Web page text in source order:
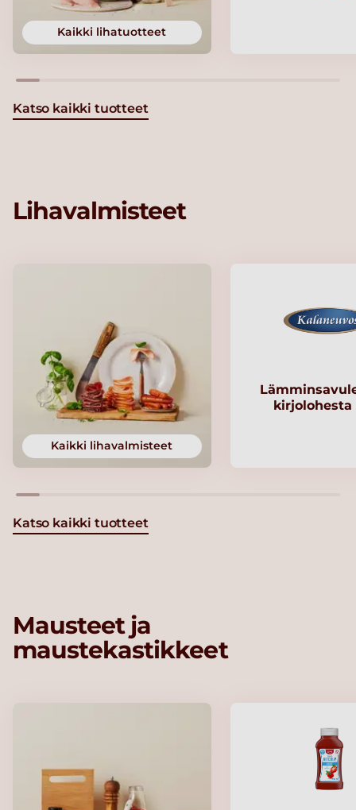
Kaikki lihatuotteet
Katso kaikki tuotteet
Lihavalmisteet
Kaikki lihavalmisteet
kirjolohesta
Katso kaikki tuotteet
Mausteet ja
maustekastikkeet